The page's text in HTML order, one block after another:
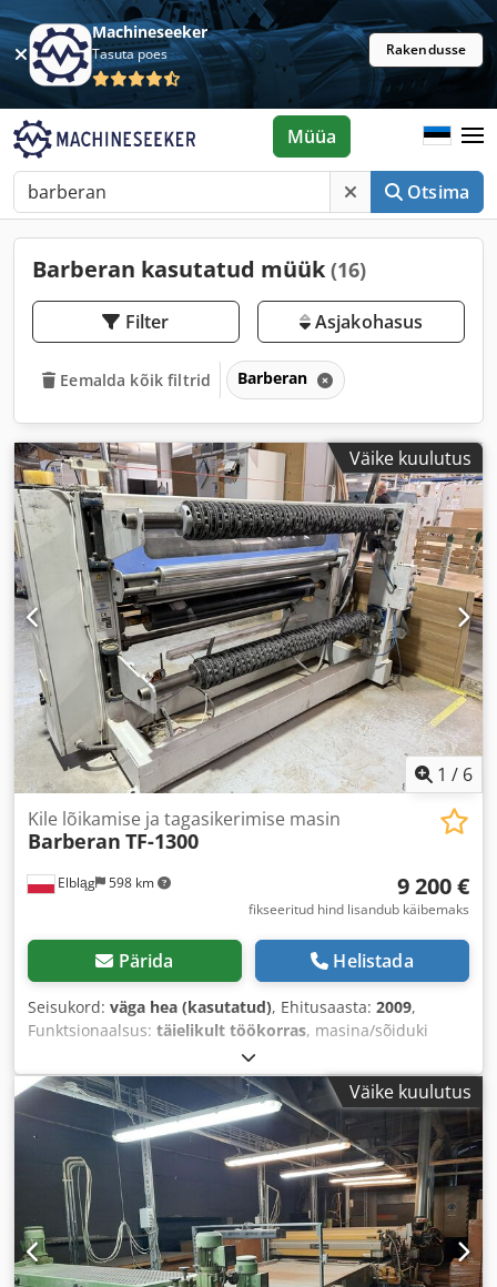
Machineseeker
Tasuta poes Rakendusse
Otsima
Müüa
Barberan kasutatud müük (16)
Filter Asjakohasus
Eemalda kõik filtrid Barberan
Väike kuulutus
1 / 6
Elbląg 598 km
Kile lõikamise ja tagasikerimise masin
Barberan TF-1300
9 200 €
fikseeritud hind lisandub käibemaks
Pärida Helistada
Seisukord: väga hea (kasutatud), Ehitusaasta: 2009,
Funktsionaalsus: täielikult töökorras, masina/sõiduki
1 200 mm
mm, kile laius:1 300 mm,
Väike kuulutus